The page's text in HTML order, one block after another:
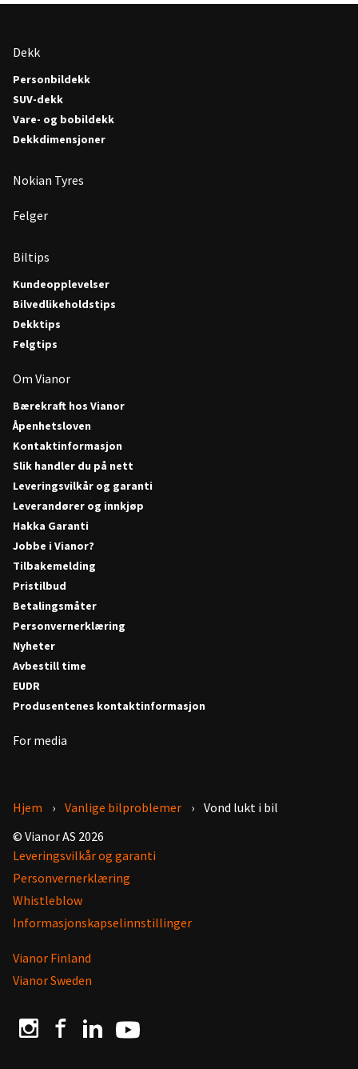
Dekk
Personbildekk
SUV-dekk
Vare- og bobildekk
Dekkdimensjoner
Nokian Tyres
Felger
Biltips
Kundeopplevelser
Bilvedlikeholdstips
Dekktips
Felgtips
Om Vianor
Bærekraft hos Vianor
Åpenhetsloven
Kontaktinformasjon
Slik handler du på nett
Leveringsvilkår og garanti
Leverandører og innkjøp
Hakka Garanti
Jobbe i Vianor?
Tilbakemelding
Pristilbud
Betalingsmåter
Personvernerklæring
Nyheter
Avbestill time
EUDR
Produsentenes kontaktinformasjon
For media
Hjem Vanlige bilproblemer
Vond lukt i bil
© Vianor AS 2026
Leveringsvilkår og garanti
Personvernerklæring
Whistleblow
Informasjonskapselinnstillinger
Vianor Finland
Vianor Sweden